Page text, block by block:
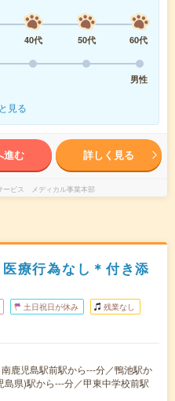
40代 50代
60代
男性
見る
進む 詳しく見る
ービス メディカル事業本部
療行為なし＊付き添
土日祝日が休み 残業なし
鹿児島駅前駅から---分／鴨池駅か
島県)駅から---分／甲東中学校前駅